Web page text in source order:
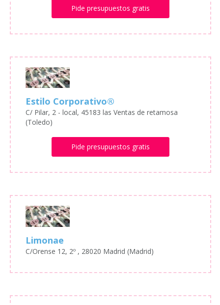
Pide presupuestos gratis
Estilo Corporativo®
C/ Pilar, 2 - local, 45183 las Ventas de retamosa
(Toledo)
Pide presupuestos gratis
Limonae
C/Orense 12, 2º , 28020 Madrid (Madrid)